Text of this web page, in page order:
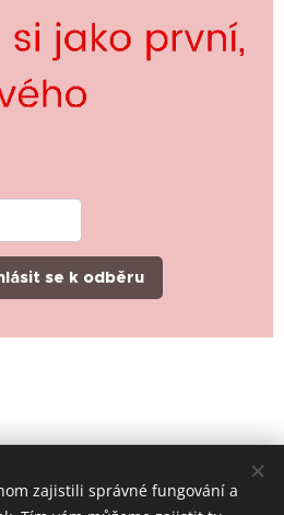
se k odběru
zajistili správné fungování a